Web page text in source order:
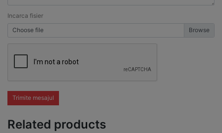
Incarca fisier
Choose file
Trimite mesajul
Related products